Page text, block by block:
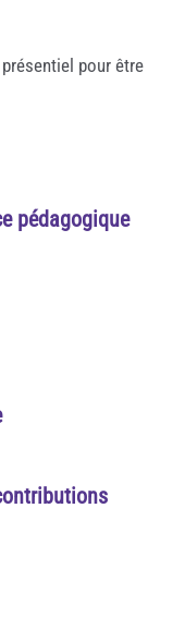
pour être
pédagogique